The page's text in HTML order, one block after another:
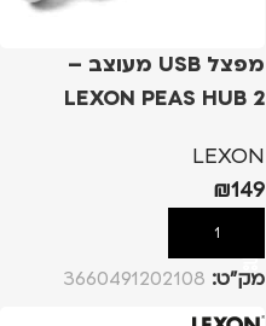
מפצל USB מעוצב –
LEXON PEAS HUB 2
LEXON
₪149
הוספה לסל
מק”ט: 3660491202108